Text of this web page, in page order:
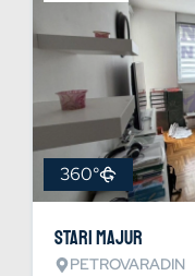
360°
Stari Majur
PETROVARADIN